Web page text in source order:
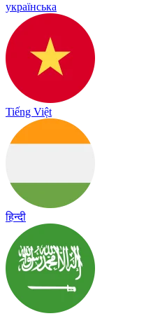
українська
Tiếng Việt
हिन्दी